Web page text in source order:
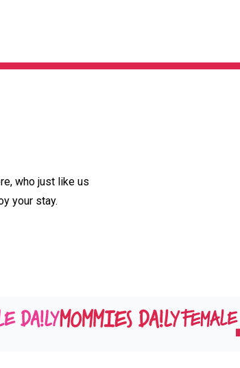
who just like us
your stay.